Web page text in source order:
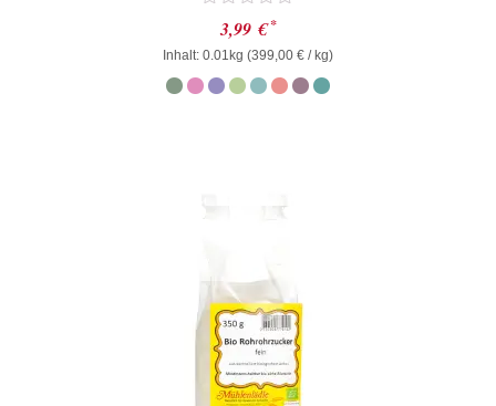
Bewertet
mit
0
von
5
3,99 € *
Inhalt: 0.01kg (399,00 € / kg)